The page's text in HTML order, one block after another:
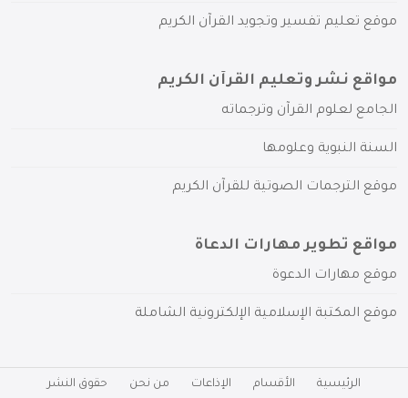
موقع تعليم تفسير وتجويد القرآن الكريم
مواقع نشر وتعليم القرآن الكريم
الجامع لعلوم القرآن وترجماته
السنة النبوية وعلومها
موقع الترجمات الصوتية للقرآن الكريم
مواقع تطوير مهارات الدعاة
موقع مهارات الدعوة
موقع المكتبة الإسلامية الإلكترونية الشاملة
الرئيسية الأقسام الإذاعات من نحن حقوق النشر